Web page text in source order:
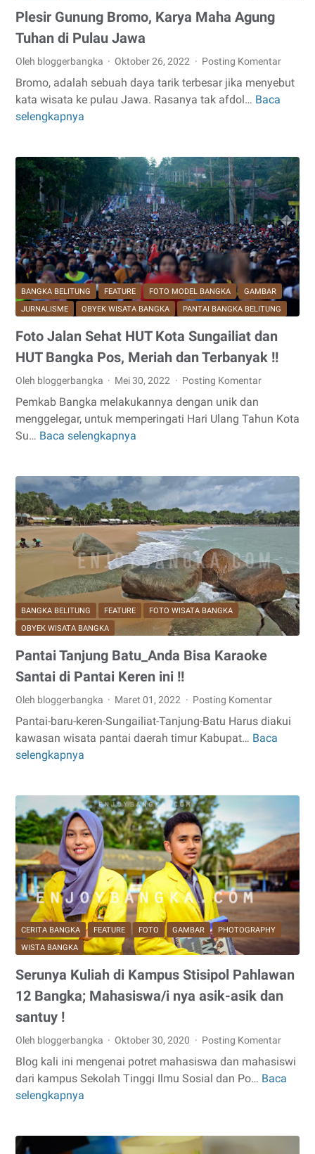
Plesir Gunung Bromo, Karya Maha Agung
Tuhan di Pulau Jawa
Oleh bloggerbangka Oktober 26, 2022 Posting Komentar
Bromo, adalah sebuah daya tarik terbesar jika menyebut
kata wisata ke pulau Jawa. Rasanya tak afdol… Baca
selengkapnya
Plesir
Maha
Agung
Tuhan
di
Pulau
Jawa
BANGKA BELITUNG FEATURE FOTO MODEL BANGKA
GAMBAR
JURNALISME
OBYEK WISATA BANGKA PANTAI BANGKA BELITUNG
Foto Jalan Sehat HUT Kota Sungailiat dan
HUT Bangka Pos, Meriah dan Terbanyak !!
Oleh bloggerbangka Mei 30, 2022 Posting Komentar
Pemkab Bangka melakukannya dengan unik dan
menggelegar, untuk memperingati Hari Ulang Tahun Kota
Su… Baca selengkapnya
HUT
Kota
Sungailiat
dan
HUT
Bangka
Pos,
Meriah
dan
Terbanyak
!!
BANGKA BELITUNG FEATURE
FOTO WISATA BANGKA
OBYEK WISATA BANGKA
Pantai Tanjung Batu_Anda Bisa Karaoke
Santai di Pantai Keren ini !!
Oleh bloggerbangka Maret 01, 2022 Posting Komentar
Pantai-baru-keren-Sungailiat-Tanjung-Batu Harus diakui
kawasan wisata pantai daerah timur Kabupat… Baca
selengkapnya
Pantai
Karaoke
Santai
di
Pantai
Keren
ini
!!
CERITA BANGKA FEATURE FOTO GAMBAR
PHOTOGRAPHY
WISTA BANGKA
Serunya Kuliah di Kampus Stisipol Pahlawan
12 Bangka; Mahasiswa/i nya asik-asik dan
santuy !
Oleh bloggerbangka Oktober 30, 2020 Posting Komentar
Blog kali ini mengenai potret mahasiswa dan mahasiswi
dari kampus Sekolah Tinggi Ilmu Sosial dan Po… Baca
selengkapnya
Serunya
Stisipol